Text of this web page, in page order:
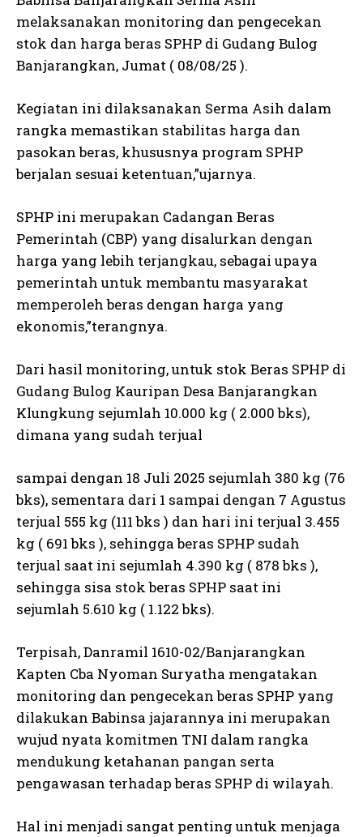
melaksanakan monitoring dan pengecekan
stok dan harga beras SPHP di Gudang Bulog
Banjarangkan, Jumat ( 08/08/25 ).
Kegiatan ini dilaksanakan Serma Asih dalam
rangka memastikan stabilitas harga dan
pasokan beras, khususnya program SPHP
berjalan sesuai ketentuan,”ujarnya.
SPHP ini merupakan Cadangan Beras
Pemerintah (CBP) yang disalurkan dengan
harga yang lebih terjangkau, sebagai upaya
pemerintah untuk membantu masyarakat
memperoleh beras dengan harga yang
ekonomis,”terangnya.
Dari hasil monitoring, untuk stok Beras SPHP di
Gudang Bulog Kauripan Desa Banjarangkan
Klungkung sejumlah 10.000 kg ( 2.000 bks),
dimana yang sudah terjual
sampai dengan 18 Juli 2025 sejumlah 380 kg (76
bks), sementara dari 1 sampai dengan 7 Agustus
terjual 555 kg (111 bks ) dan hari ini terjual 3.455
kg ( 691 bks ), sehingga beras SPHP sudah
terjual saat ini sejumlah 4.390 kg ( 878 bks ),
sehingga sisa stok beras SPHP saat ini
sejumlah 5.610 kg ( 1.122 bks).
Terpisah, Danramil 1610-02/Banjarangkan
Kapten Cba Nyoman Suryatha mengatakan
monitoring dan pengecekan beras SPHP yang
dilakukan Babinsa jajarannya ini merupakan
wujud nyata komitmen TNI dalam rangka
mendukung ketahanan pangan serta
pengawasan terhadap beras SPHP di wilayah.
Hal ini menjadi sangat penting untuk menjaga